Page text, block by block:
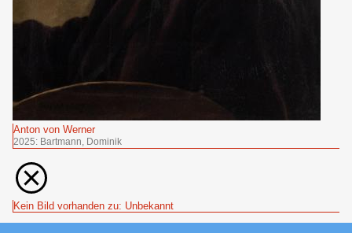
Anton von Werner
2025: Bartmann, Dominik
Kein Bild vorhanden zu: Unbekannt